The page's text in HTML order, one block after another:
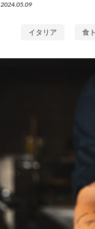
2024.05.09
イタリア 食